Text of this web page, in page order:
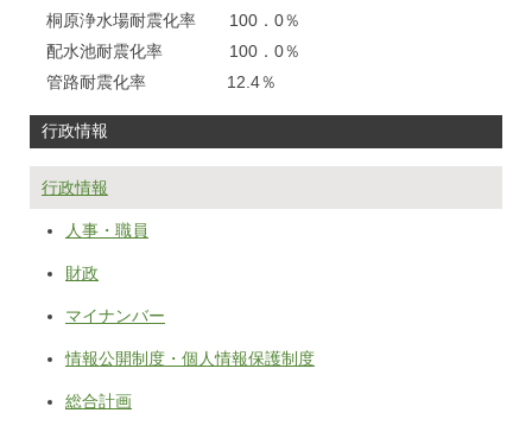
桐原浄水場耐震化率 100．0％
配水池耐震化率 100．0％
管路耐震化率 12.4％
行政情報
行政情報
人事・職員
財政
マイナンバー
情報公開制度・個人情報保護制度
総合計画